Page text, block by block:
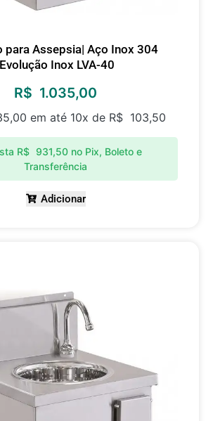
para Assepsia| Aço Inox 304
Inox LVA-40
R$ 1.035,00
em até 10x de R$ 103,50
R$ 931,50 no Pix, Boleto e
Transferência
Adicionar